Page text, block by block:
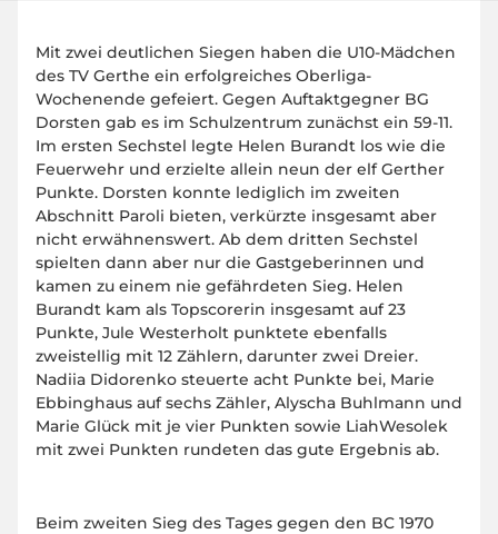
Mit zwei deutlichen Siegen haben die U10-Mädchen
des TV Gerthe ein erfolgreiches Oberliga-
Wochenende gefeiert. Gegen Auftaktgegner BG
Dorsten gab es im Schulzentrum zunächst ein 59-11.
Im ersten Sechstel legte Helen Burandt los wie die
Feuerwehr und erzielte allein neun der elf Gerther
Punkte. Dorsten konnte lediglich im zweiten
Abschnitt Paroli bieten, verkürzte insgesamt aber
nicht erwähnenswert. Ab dem dritten Sechstel
spielten dann aber nur die Gastgeberinnen und
kamen zu einem nie gefährdeten Sieg. Helen
Burandt kam als Topscorerin insgesamt auf 23
Punkte, Jule Westerholt punktete ebenfalls
zweistellig mit 12 Zählern, darunter zwei Dreier.
Nadiia Didorenko steuerte acht Punkte bei, Marie
Ebbinghaus auf sechs Zähler, Alyscha Buhlmann und
Marie Glück mit je vier Punkten sowie LiahWesolek
mit zwei Punkten rundeten das gute Ergebnis ab.
Beim zweiten Sieg des Tages gegen den BC 1970